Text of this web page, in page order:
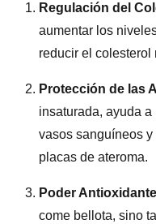
Regulación del
aumentar los
reducir el colesterol
Protección de las
insaturada, ayuda
vasos sanguíneos
placas de ateroma.
Poder
come bellota, sino